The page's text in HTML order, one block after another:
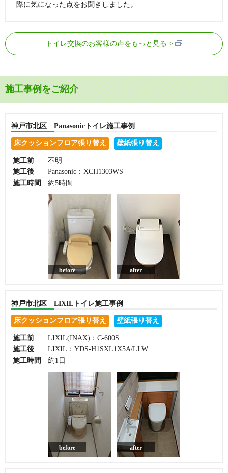
際に気になった点をお聞きしました。
トイレ交換のお客様の声をもっと見る
施工事例をご紹介
神戸市北区 Panasonicトイレ施工事例
床クッションフロア張り替え 壁紙張り替え
施工前
不明
施工後
Panasonic：XCH1303WS
施工時間
約5時間
before after
神戸市北区 LIXILトイレ施工事例
床クッションフロア張り替え 壁紙張り替え
施工前
LIXIL(INAX)：C-600S
施工後
LIXIL：YDS-H1SXL1X5A/LLW
施工時間
約1日
before after